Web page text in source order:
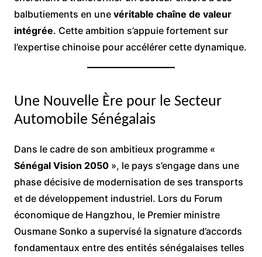
balbutiements en une véritable chaîne de valeur
intégrée. Cette ambition s’appuie fortement sur
l’expertise chinoise pour accélérer cette dynamique.
Une Nouvelle Ère pour le Secteur
Automobile Sénégalais
Dans le cadre de son ambitieux programme «
Sénégal Vision 2050», le pays s’engage dans une
phase décisive de modernisation de ses transports
et de développement industriel. Lors du Forum
économique de Hangzhou, le Premier ministre
Ousmane Sonko a supervisé la signature d’accords
fondamentaux entre des entités sénégalaises telles